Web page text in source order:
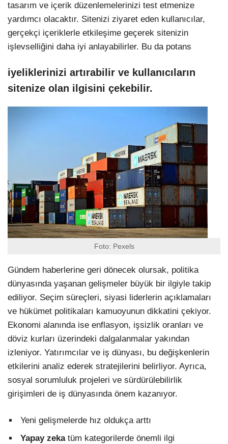
tasarım ve içerik düzenlemelerinizi test etmenize
yardımcı olacaktır. Sitenizi ziyaret eden kullanıcılar,
gerçekçi içeriklerle etkileşime geçerek sitenizin
işlevselliğini daha iyi anlayabilirler. Bu da potans
iyeliklerinizi artırabilir ve kullanıcıların
sitenize olan ilgisini çekebilir.
Foto: Pexels
Gündem haberlerine geri dönecek olursak, politika
dünyasında yaşanan gelişmeler büyük bir ilgiyle takip
ediliyor. Seçim süreçleri, siyasi liderlerin açıklamaları
ve hükümet politikaları kamuoyunun dikkatini çekiyor.
Ekonomi alanında ise enflasyon, işsizlik oranları ve
döviz kurları üzerindeki dalgalanmalar yakından
izleniyor. Yatırımcılar ve iş dünyası, bu değişkenlerin
etkilerini analiz ederek stratejilerini belirliyor. Ayrıca,
sosyal sorumluluk projeleri ve sürdürülebilirlik
girişimleri de iş dünyasında önem kazanıyor.
Yeni gelişmelerde hız oldukça arttı
Yapay zekatüm kategorilerde önemli ilgi